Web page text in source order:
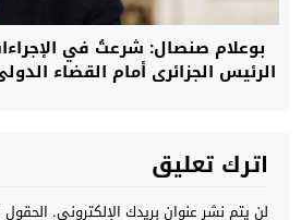
بوعلام صنصال: شرعتُ في
الرئيس الجزائري أمام القضاء
اترك تعليق
لن يتم نشر عنوان بريدك الإلكتروني. الحقول